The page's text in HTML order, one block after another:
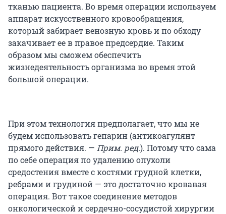
тканью пациента. Во время операции используем
аппарат искусственного кровообращения,
который забирает венозную кровь и по обходу
закачивает ее в правое предсердие. Таким
образом мы сможем обеспечить
жизнедеятельность организма во время этой
большой операции.
При этом технология предполагает, что мы не
будем использовать гепарин (антикоагулянт
прямого действия. — Прим. ред.). Потому что сама
по себе операция по удалению опухоли
средостения вместе с костями грудной клетки,
ребрами и грудиной — это достаточно кровавая
операция. Вот такое cоединение методов
онкологической и сердечно-сосудистой хирургии